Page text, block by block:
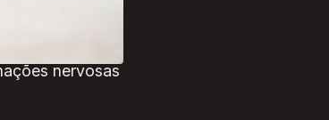
bolhas,
nervosas